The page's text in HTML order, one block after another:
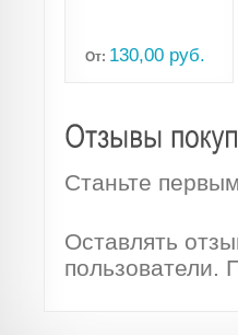
Oт: 130,00 руб.
Станьте
Оставлять
пользователи.